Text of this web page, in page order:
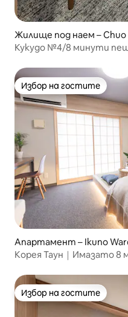
Жилище под наем – Chuo
Кукудо №4/8 минути
Директно до KIX ,
Избор на гостите
Избор на гостите
Апартамент – Ikuno
Корея Таун｜Имазато
Избор на гостите
Избор на гостите